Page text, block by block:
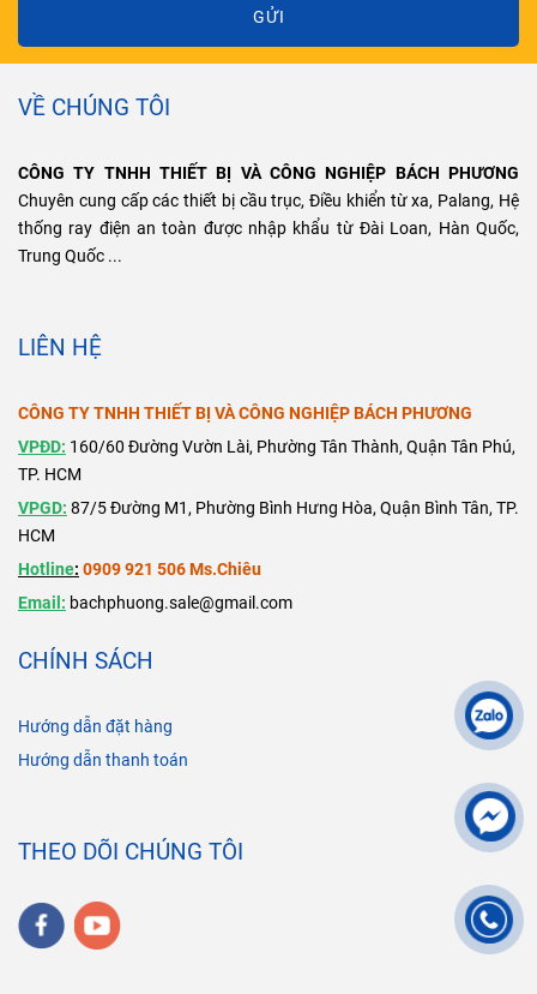
GỬI
VỀ CHÚNG TÔI
CÔNG TY TNHH THIẾT BỊ VÀ CÔNG NGHIỆP BÁCH PHƯƠNG
Chuyên cung cấp các thiết bị cầu trục, Điều khiển từ xa, Palang, Hệ
thống ray điện an toàn được nhập khẩu từ Đài Loan, Hàn Quốc,
Trung Quốc ...
LIÊN HỆ
CÔNG TY TNHH THIẾT BỊ VÀ CÔNG NGHIỆP BÁCH PHƯƠNG
VPĐD: 160/60 Đường Vườn Lài, Phường Tân Thành, Quận Tân Phú,
TP. HCM
VPGD: 87/5 Đường M1, Phường Bình Hưng Hòa, Quận Bình Tân, TP.
HCM
Hotline: 0909 921 506 Ms.Chiêu
Email: bachphuong.sale@gmail.com
CHÍNH SÁCH
Hướng dẫn đặt hàng
Hướng dẫn thanh toán
THEO DÕI CHÚNG TÔI